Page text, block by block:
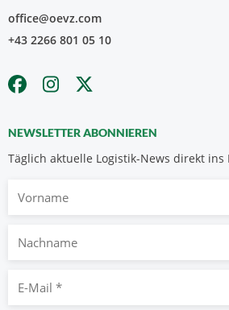
office@oevz.com
+43 2266 801 05 10
NEWSLETTER ABONNIEREN
Täglich aktuelle Logistik-News direkt ins
Nachname
Mail